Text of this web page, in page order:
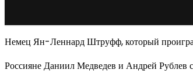
Немец Ян-Леннард Штруфф, который
Россияне Даниил Медведев и Андрей Рублев